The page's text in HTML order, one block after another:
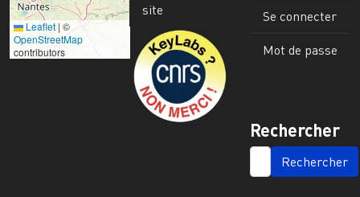
Leaflet | ©
OpenStreetMap
contributors
site
Image
Se connecter
Mot de passe
Rechercher
SEARCH